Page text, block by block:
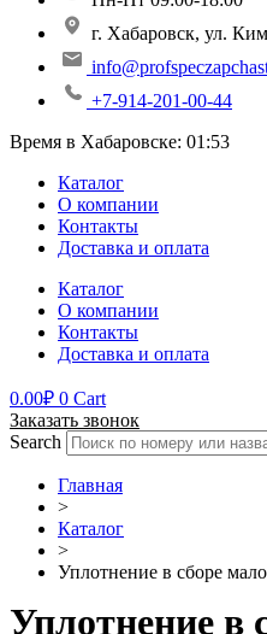
г. Хабаровск, ул.
+7-914-201-00-44
Время в Хабаровске: 01:53
Каталог
О компании
Контакты
Доставка и оплата
Каталог
О компании
Контакты
Доставка и оплата
0.00₽ 0 Cart
Заказать звонок
Search
Главная
>
Каталог
>
Уплотнение в сборе
Уплотнение в